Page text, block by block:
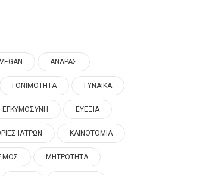
VEGAN ΑΝΔΡΑΣ
ΓΟΝΙΜΟΤΗΤΑ ΓΥΝΑΙΚΑ
ΕΓΚΥΜΟΣΥΝΗ ΕΥΕΞΙΑ
ΙΑΤΡΩΝ ΚΑΙΝΟΤΟΜΙΑ
ΜΗΤΡΟΤΗΤΑ